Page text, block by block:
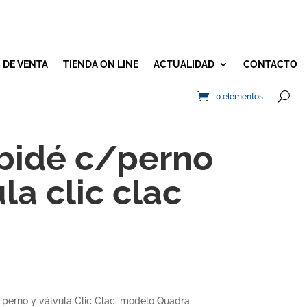
VENTA TIENDA ON LINE ACTUALIDAD CONTACTO
0 elementos
c/perno
clic clac
y válvula Clic Clac, modelo Quadra.